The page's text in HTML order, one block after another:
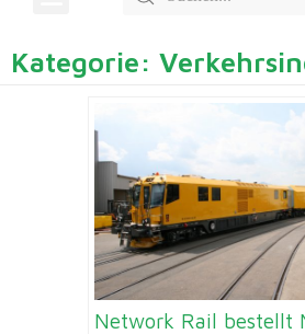
Kategorie:
Network Rail bestellt